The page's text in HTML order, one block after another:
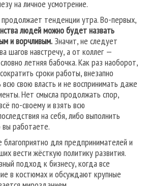
на личное усмотрение.
тенденции утра. Во-первых,
людей можно будет назвать
и ворчливым. Значит, не следует
шагов навстречу, а от коллег —
летняя бабочка. Как раз наоборот,
сроки работы, внезапно
свою власть и не воспринимать даже
Нет смысла продолжать спор,
по-своему и взять всю
на себя, либо выполнить
вы работаете.
для предпринимателей и
вести жёсткую политику развития.
подход к бизнесу, когда все
в костюмах и обсуждают крупные